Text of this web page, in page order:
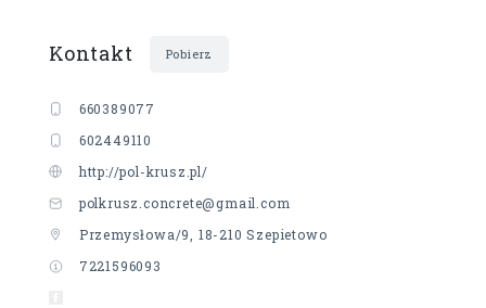
Kontakt Pobierz
660389077
602449110
http://pol-krusz.pl/
polkrusz.concrete@gmail.com
Przemysłowa/9, 18-210 Szepietowo
7221596093